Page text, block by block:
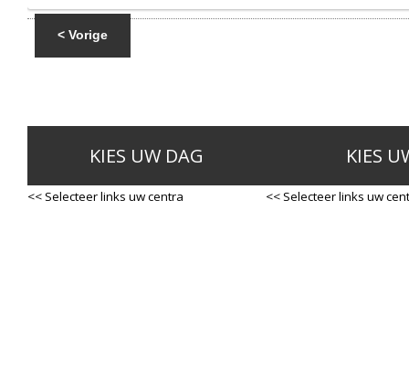
< Vorige
KIES UW DAG
<< Selecteer links uw centra
KIES
<< Selecteer links uw